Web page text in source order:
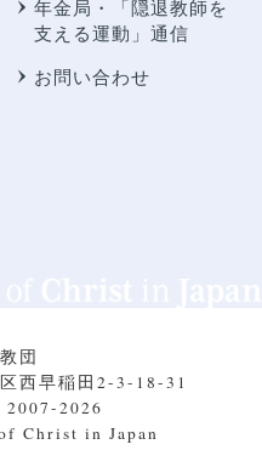
年金局・
「隠退教師を
支える運動」通信
お問い合わせ
教団
西早稲田2-3-18-31
2026
Christ in Japan